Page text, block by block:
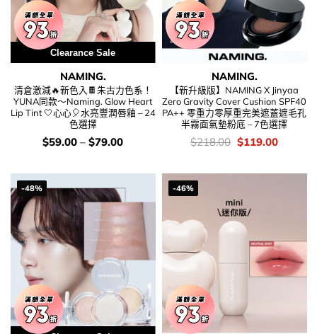
Clearance Sale
NAMING.
清倉激減🔥新色入🍫朱古力色系！
YUNA同款～Naming. Glow Heart
Lip Tint 🤍心心🎈水亮豐潤唇釉 – 24
色選擇
價
錢：
$59.00 – $79.00
NAMING.
【新升級版】NAMING X Jinyaa
Zero Gravity Cover Cushion SPF40
PA++ 零重力零厚重完美遮蓋遮毛孔
半霧面氣墊粉底 – 7色選擇
價
錢：
$218.00 Original
price
$218.00.
$119.00Current
-48% -46%